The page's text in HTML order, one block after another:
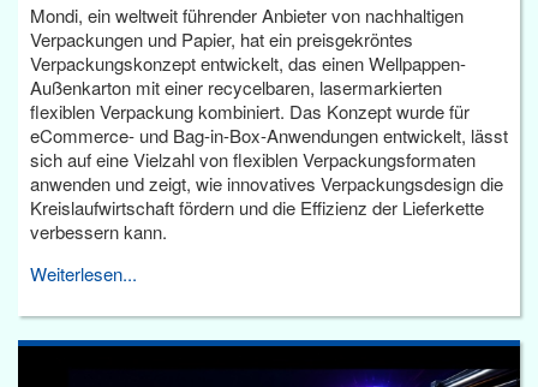
Mondi, ein weltweit führender Anbieter von nachhaltigen
Verpackungen und Papier, hat ein preisgekröntes
Verpackungskonzept entwickelt, das einen Wellpappen-
Außenkarton mit einer recycelbaren, lasermarkierten
flexiblen Verpackung kombiniert. Das Konzept wurde für
eCommerce- und Bag-in-Box-Anwendungen entwickelt, lässt
sich auf eine Vielzahl von flexiblen Verpackungsformaten
anwenden und zeigt, wie innovatives Verpackungsdesign die
Kreislaufwirtschaft fördern und die Effizienz der Lieferkette
verbessern kann.
Weiterlesen...